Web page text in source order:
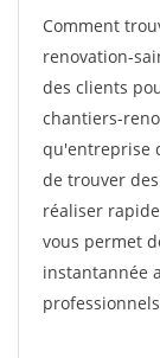
Comment
renovation-
des clients
chantiers-
qu'entreprise
de trouver
réaliser
vous permet
instantannée